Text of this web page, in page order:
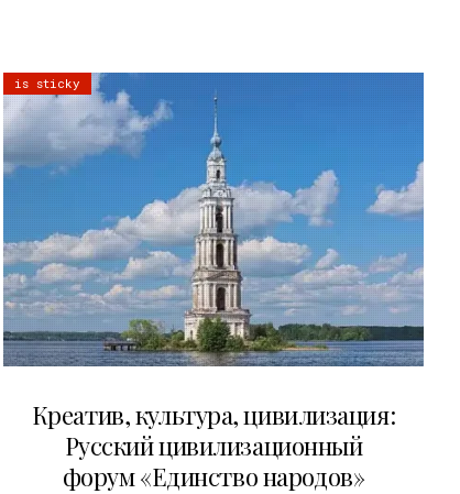
is sticky
Креатив, культура, цивилизация:
Русский цивилизационный
форум «Единство народов»